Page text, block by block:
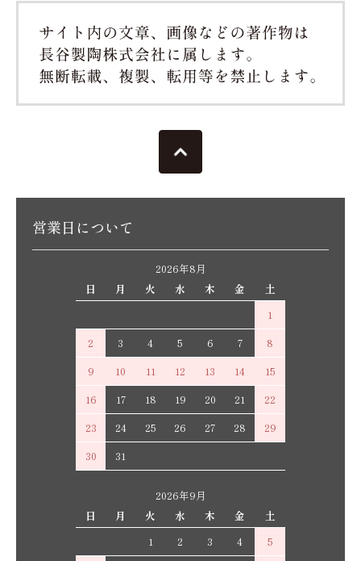
営業日について
2026年8月
日
月 火 水 木 金
土
1
2
3 4 5 6 7
8
9
10 11 12 13 14
15
16
17 18 19 20 21
22
23
24 25 26 27 28
29
30
31
2026年9月
日
月 火 水 木 金
土
1
2 3 4
5